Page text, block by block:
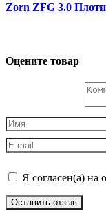
Zorn ZFG 3.0
Оцените товар
Я согласен(а) на
Оставить отзыв